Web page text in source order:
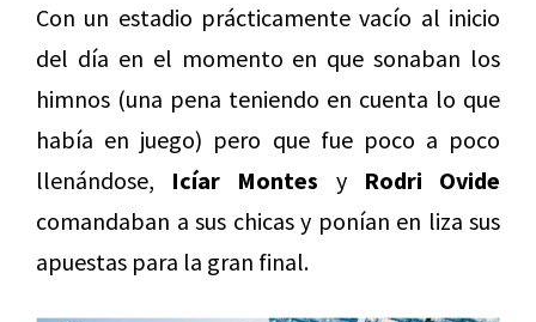
Con un estadio prácticamente vacío al inicio
del día en el momento en que sonaban los
himnos (una pena teniendo en cuenta lo que
había en juego) pero que fue poco a poco
llenándose, Icíar Montes y Rodri Ovide
comandaban a sus chicas y ponían en liza sus
apuestas para la gran final.